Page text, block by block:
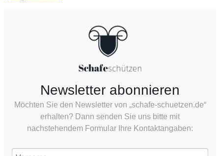
Newsletter abonnieren
Möchten Sie den Newsletter von „schafe-schuetzen.de“
erhalten? Dann senden Sie uns bitte mit
nachstehendem Formular Ihre Kontaktangaben: